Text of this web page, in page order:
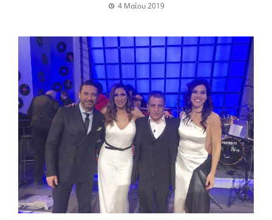
4 Μαΐου 2019